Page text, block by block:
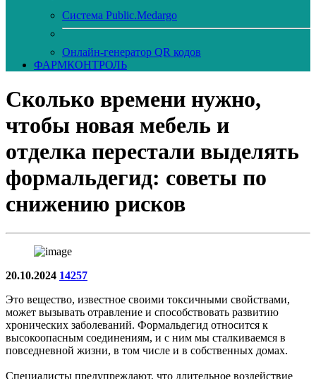
Система Public.Medargo
Онлайн-генератор QR кодов
ФАРМКОНТРОЛЬ
Сколько времени нужно,
чтобы новая мебель и
отделка перестали выделять
формальдегид: советы по
снижению рисков
20.10.2024 14257
Это вещество, известное своими токсичными свойствами,
может вызывать отравление и способствовать развитию
хронических заболеваний. Формальдегид относится к
высокоопасным соединениям, и с ним мы сталкиваемся в
повседневной жизни, в том числе и в собственных домах.
Специалисты предупреждают, что длительное воздействие